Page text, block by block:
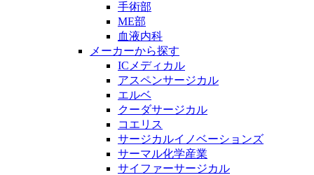
手術部
ME部
血液内科
メーカーから探す
ICメディカル
アスペンサージカル
エルベ
クーダサージカル
コエリス
サージカルイノベーションズ
サーマル化学産業
サイファーサージカル